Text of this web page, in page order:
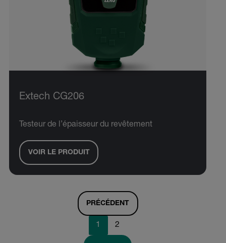
Extech CG206
Testeur de l’épaisseur du revêtement
VOIR LE PRODUIT
PRÉCÉDENT
1 2